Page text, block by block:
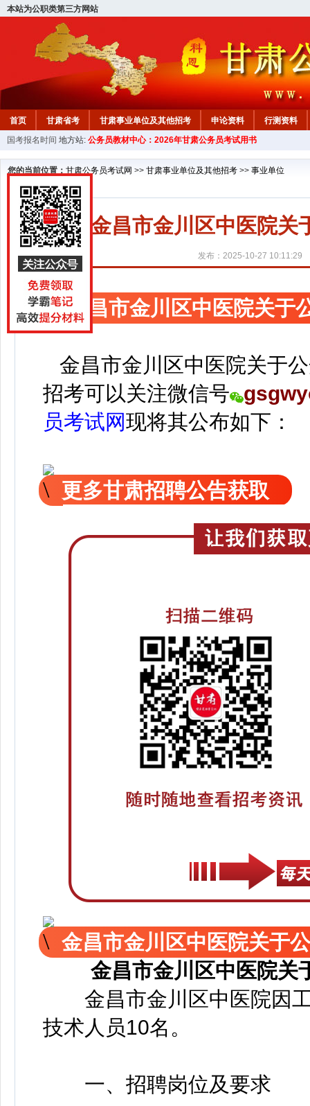
本站为公职类第三方网站
首页 甘肃省考 甘肃事业单位及其他招考 申论资料
行测资料
国考报名时间 地方站: 公务员教材中心：2026年甘肃公务员考试用书
您的当前位置： 甘肃公务员考试网 >> 甘肃事业单位及其他招考 >> 事业单位
金昌市金川区中医院关
发布：2025-10-27 10:11:29
金昌市金川区中医院关于
金昌市金川区中医院关于
招考可以关注微信号
员考试网现将其公布如下：
更多甘肃招聘公告获取
金昌市金川区中医院关于
金昌市金川区中医院关
金昌市金川区中医院因工
技术人员10名。
一、招聘岗位及要求